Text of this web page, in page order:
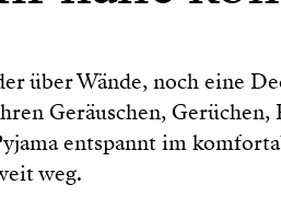
über Wände, noch eine
Geräuschen, Gerüchen,
entspannt im
weg.